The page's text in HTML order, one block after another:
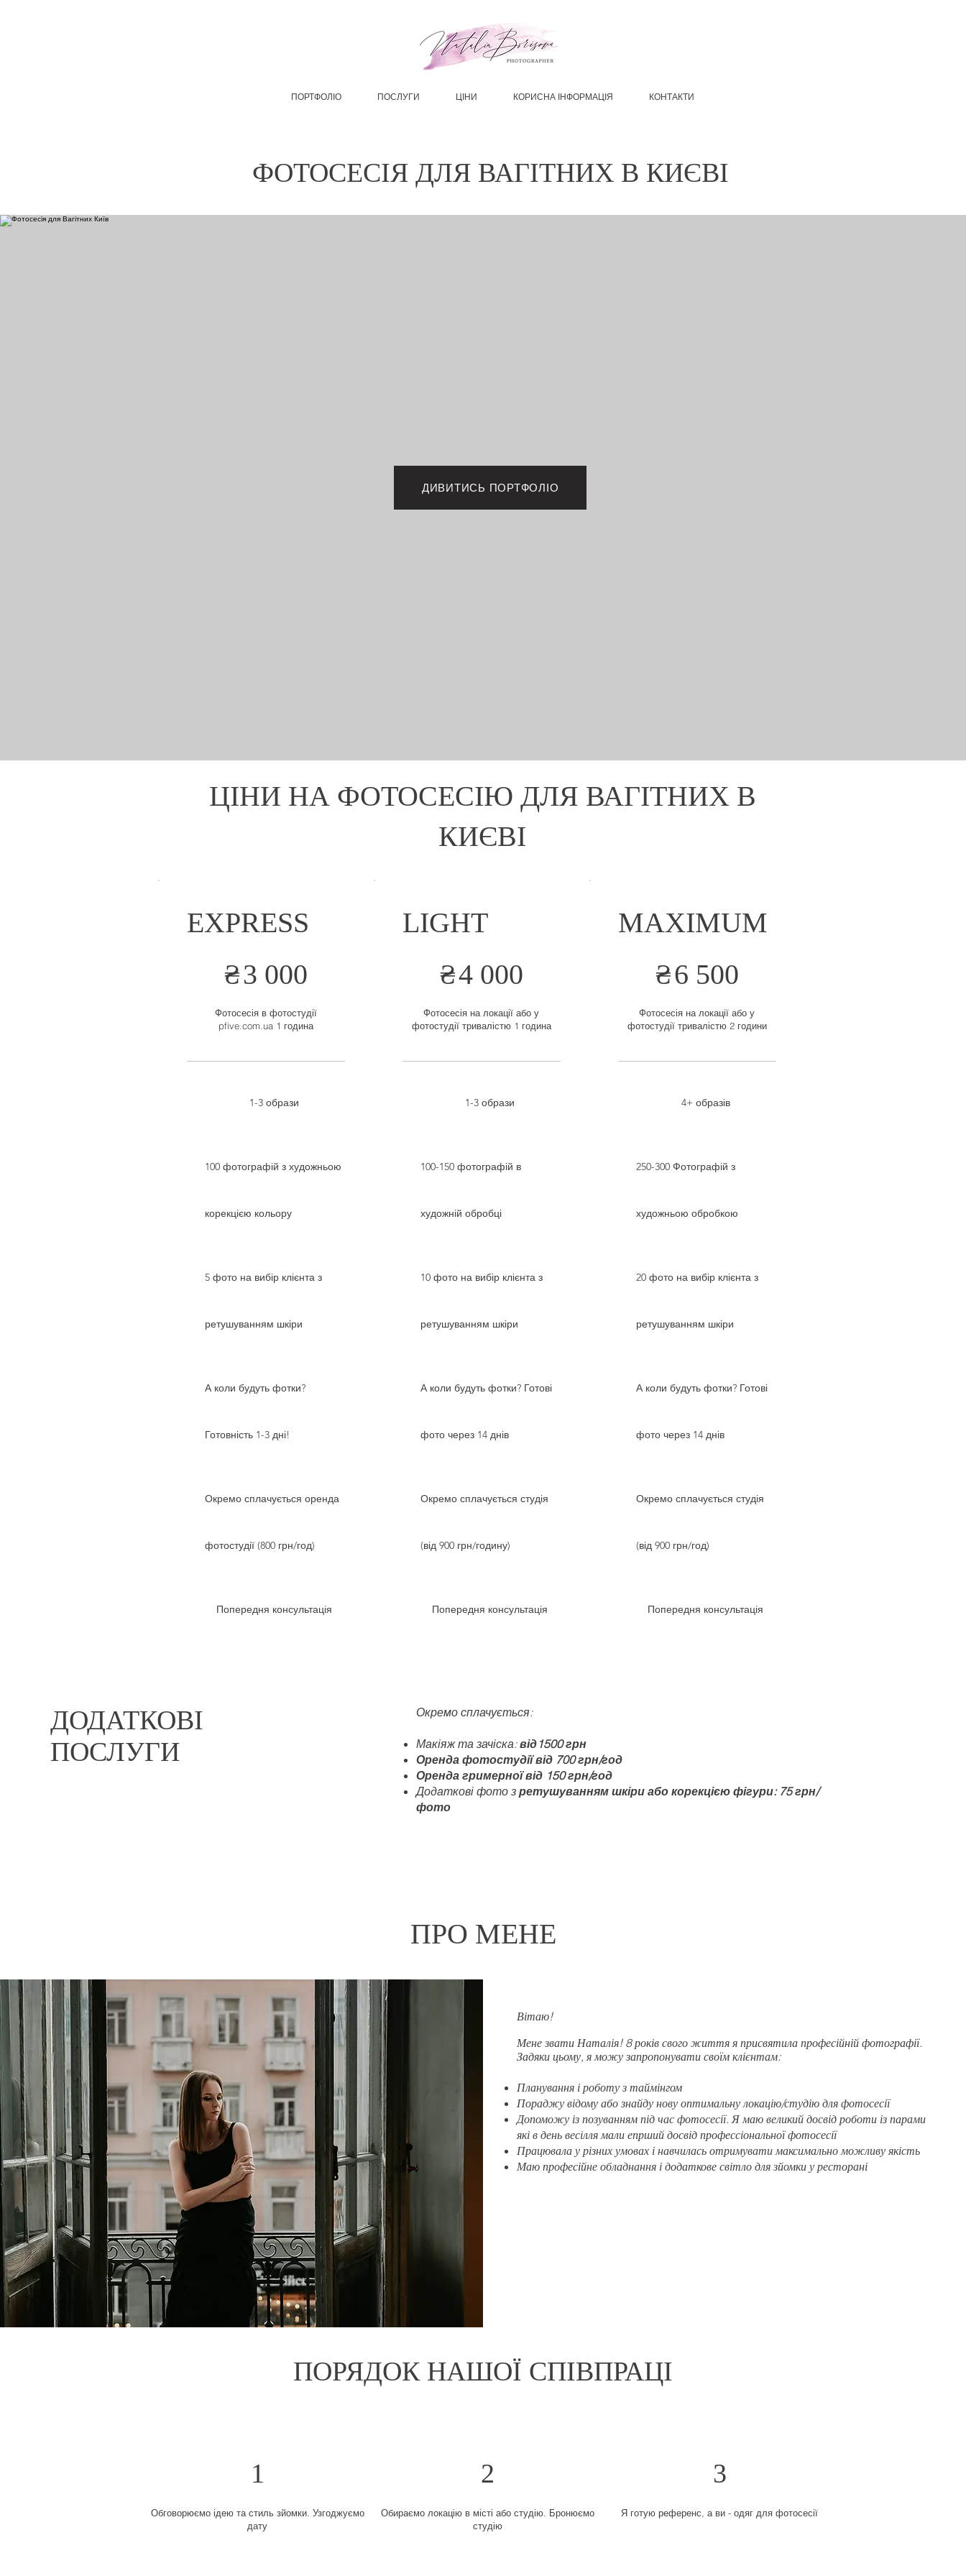
ПОРТФОЛІО ПОСЛУГИ ЦІНИ КОРИСНА ІНФОРМАЦІЯ КОНТАКТИ
ФОТОСЕСІЯ ДЛЯ ВАГІТНИХ В КИЄВІ
ДИВИТИСЬ ПОРТФОЛІО
ЦІНИ НА ФОТОСЕСІЮ ДЛЯ ВАГІТНИХ В
КИЄВІ
EXPRESS
₴3 000
Фотосесія в фотостудії
pfive.com.ua 1 година
1-3 образи
100 фотографій з художньою
корекцією кольору
5 фото на вибір клієнта з
ретушуванням шкіри
А коли будуть фотки?
Готовність 1-3 дні!
Окремо сплачується оренда
фотостудії (800 грн/год)
Попередня консультація
LIGHT
₴4 000
Фотосесія на локації або у
фотостудії тривалістю 1 година
1-3 образи
100-150 фотографій в
художній обробці
10 фото на вибір клієнта з
ретушуванням шкіри
А коли будуть фотки? Готові
фото через 14 днів
Окремо сплачується студія
(від 900 грн/годину)
Попередня консультація
MAXIMUM
₴6 500
Фотосесія на локації або у
фотостудії тривалістю 2 години
4+ образів
250-300 Фотографій з
художньою обробкою
20 фото на вибір клієнта з
ретушуванням шкіри
А коли будуть фотки? Готові
фото через 14 днів
Окремо сплачується студія
(від 900 грн/год)
Попередня консультація
ДОДАТКОВІ
ПОСЛУГИ
Окремо сплачується:
Макіяж та зачіска:від1500 грн
Оренда фотостудії від 700 грн/год
Оренда гримерної від 150 грн/год
Додаткові фото зретушуванням шкіри або корекцією фігури: 75 грн/
фото
ПРО МЕНЕ
Вітаю!
Мене звати Наталія! 8 років свого життя я присвятила професійній фотографії.
Задяки цьому, я можу запропонувати своїм клієнтам:
Планування і роботу з таймінгом
Пораджу відому або знайду нову оптимальну локацію/студію для фотосесії
Допоможу із позуванням під час фотосесії. Я маю великий досвід роботи із парами
які в день весілля мали епрший досвід профессіональної фотосесії
Працювала у різних умовах і навчилась отримувати максимально можливу якість
Маю професійне обладнання і додаткове світло для зйомки у ресторані
ПОРЯДОК НАШОЇ СПІВПРАЦІ
1 2 3
Обговорюємо ідею та стиль зйомки. Узгоджуємо
дату
Обираємо локацію в місті або студію. Бронюємо
студію
Я готую референс, а ви - одяг для фотосесії